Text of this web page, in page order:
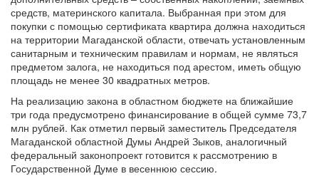
средств, материнского капитала. Выбранная при этом для
покупки с помощью сертификата квартира должна находиться
на территории Магаданской области, отвечать установленным
санитарным и техническим правилам и нормам, не являться
предметом залога, не находиться под арестом, иметь общую
площадь не менее 30 квадратных метров.
На реализацию закона в областном бюджете на ближайшие
три года предусмотрено финансирование в общей сумме 73,7
млн рублей. Как отметил первый заместитель Председателя
Магаданской областной Думы Андрей Зыков, аналогичный
федеральный законопроект готовится к рассмотрению в
Государственной Думе в весеннюю сессию.